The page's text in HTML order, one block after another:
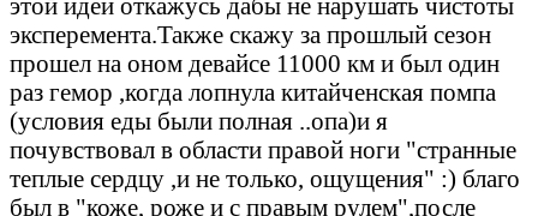
этой идеи откажусь дабы не нарушать чистоты
эксперемента.Также скажу за прошлый сезон
прошел на оном девайсе 11000 км и был один
раз гемор ,когда лопнула китайченская помпа
(условия еды были полная ..опа)и я
почувствовал в области правой ноги "странные
теплые сердцу ,и не только, ощущения" :) благо
был в "коже, роже и с правым рулем",после